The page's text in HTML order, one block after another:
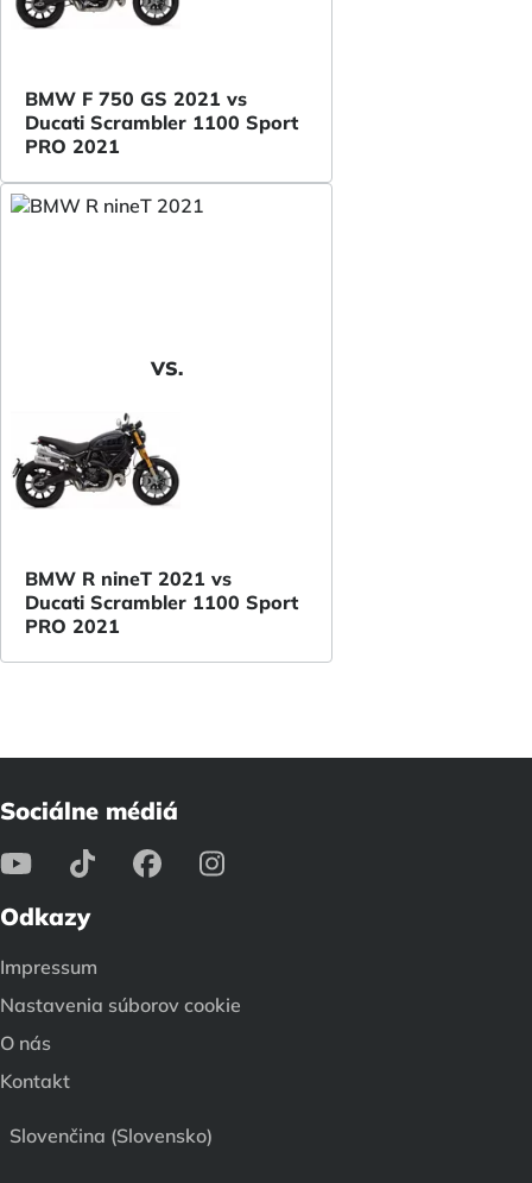
BMW F 750 GS 2021 vs
Ducati Scrambler 1100 Sport
PRO 2021
VS.
BMW R nineT 2021 vs
Ducati Scrambler 1100 Sport
PRO 2021
Sociálne médiá
Odkazy
Impressum
Nastavenia súborov cookie
O nás
Kontakt
Slovenčina (Slovensko)